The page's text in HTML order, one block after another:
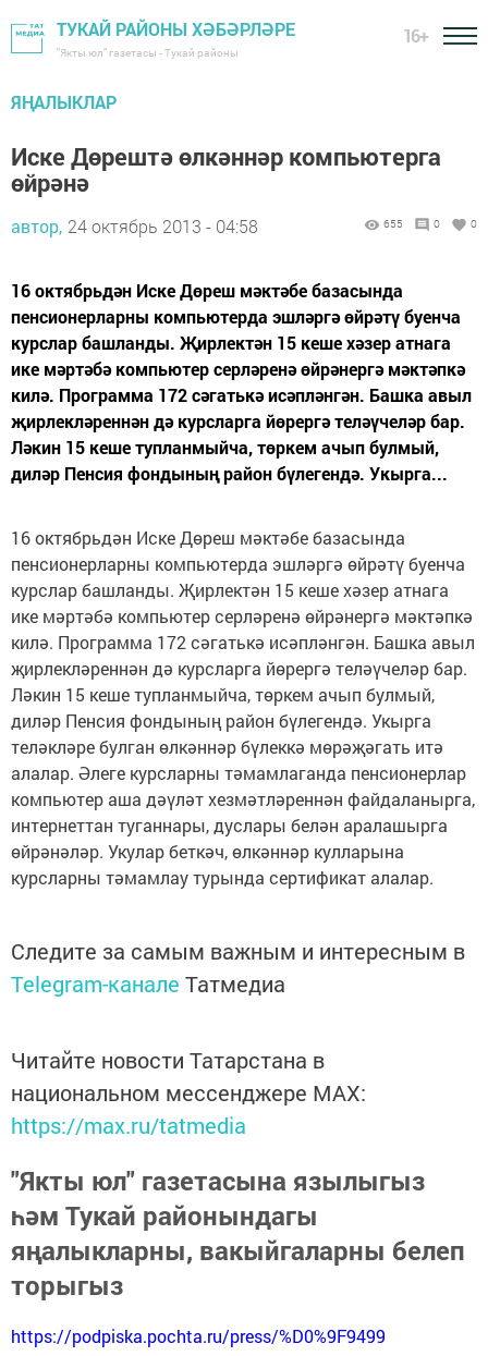
ТУКАЙ РАЙОНЫ ХӘБӘРЛӘРЕ
"Якты юл" газетасы - Тукай районы
16+
ЯҢАЛЫКЛАР
Иске Дөрештә өлкәннәр компьютерга
өйрәнә
автор, 24 октябрь 2013 - 04:58 655 0 0
16 октябрьдән Иске Дөреш мәктәбе базасында
пенсионерларны компьютерда эшләргә өйрәтү буенча
курслар башланды. Җирлектән 15 кеше хәзер атнага
ике мәртәбә компьютер серләренә өйрәнергә мәктәпкә
килә. Программа 172 сәгатькә исәпләнгән. Башка авыл
җирлекләреннән дә курсларга йөрергә теләүчеләр бар.
Ләкин 15 кеше тупланмыйча, төркем ачып булмый,
диләр Пенсия фондының район бүлегендә. Укырга...
16 октябрьдән Иске Дөреш мәктәбе базасында
пенсионерларны компьютерда эшләргә өйрәтү буенча
курслар башланды. Җирлектән 15 кеше хәзер атнага
ике мәртәбә компьютер серләренә өйрәнергә мәктәпкә
килә. Программа 172 сәгатькә исәпләнгән. Башка авыл
җирлекләреннән дә курсларга йөрергә теләүчеләр бар.
Ләкин 15 кеше тупланмыйча, төркем ачып булмый,
диләр Пенсия фондының район бүлегендә. Укырга
теләкләре булган өлкәннәр бүлеккә мөрәҗәгать итә
алалар. Әлеге курсларны тәмамлаганда пенсионерлар
компьютер аша дәүләт хезмәтләреннән файдаланырга,
интернеттан туганнары, дуслары белән аралашырга
өйрәнәләр. Укулар беткәч, өлкәннәр кулларына
курсларны тәмамлау турында сертификат алалар.
Следите за самым важным и интересным в
Telegram-канале Татмедиа
Читайте новости Татарстана в
национальном мессенджере MАХ:
https://max.ru/tatmedia
"Якты юл" газетасына язылыгыз
һәм Тукай районындагы
яңалыкларны, вакыйгаларны белеп
торыгыз
https://podpiska.pochta.ru/press/%D0%9F9499